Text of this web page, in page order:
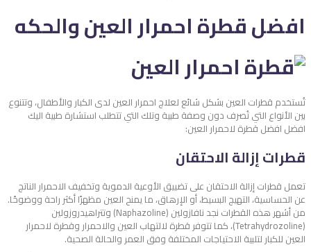
افضل قطرة احمرار العين والحكه
تُستخدم قطرات العين بشكل شائع لعلاج احمرار العين لدى الكبار والأطفال، وتتنوع
بين الأنواع التي تُصرف دون وصفة طبية وتلك التي تتطلب استشارة طبية اليك
افضل افضل قطرة لاحمرار العين:
قطرات إزالة الاحتقان
تعمل قطرات إزالة الاحتقان على تضييق الأوعية الدموية وتخفيف الاحمرار الناتج
عن الحساسية، التهيج البسيط، أو الإرهاق، ما يمنح العين مظهرًا أكثر راحة ووضوحًا.
من أشهر هذه القطرات نجد نافازولين (Naphazoline) وتتراهيدروزولين
(Tetrahydrozoline)، كما تتوفر قطرة لالتهاب العين والاحمرار وقطرة لاحمرار
العين للكبار لتلبية الاحتياجات المختلفة وفق العمر والحالة الصحية.